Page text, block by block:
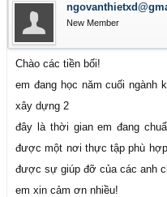
New Member
Chào các tiền bối!
em đang học năm cuối ngành
xây dựng 2
đây là thời gian em đang
được một nơi thực tập phù
được sự giúp đỡ của các anh
em xin cảm ơn nhiều!